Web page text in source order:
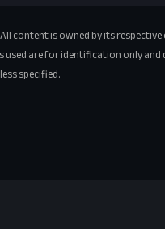
All content is owned by its
used are for identification only
specified.